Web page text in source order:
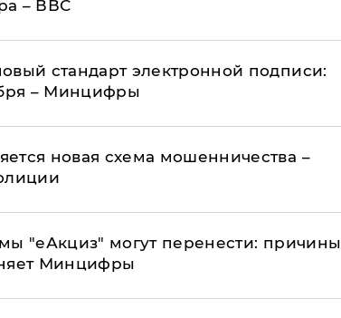
– ВВС
стандарт электронной подписи:
– Минцифры
новая схема мошенничества –
"еАкциз" могут перенести: причины
Минцифры